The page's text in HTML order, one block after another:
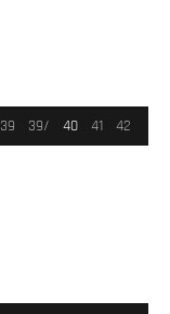
39 39/ 40 41 42